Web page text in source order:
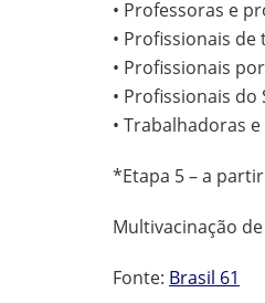
• Professoras e
• Profissionais
• Profissionais
• Profissionais
• Trabalhadoras
*Etapa 5 – a
Multivacinação
Fonte: Brasil 61